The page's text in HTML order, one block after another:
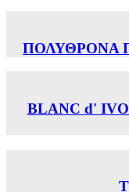
ΠΟΛΥΘΡΟΝΑ
BLANC d'